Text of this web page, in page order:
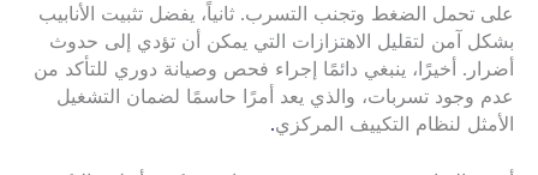
على تحمل الضغط وتجنب التسرب. ثانياً، يفضل تثبيت الأنابيب
بشكل آمن لتقليل الاهتزازات التي يمكن أن تؤدي إلى حدوث
أضرار. أخيرًا، ينبغي دائمًا إجراء فحص وصيانة دوري للتأكد من
عدم وجود تسربات، والذي يعد أمرًا حاسمًا لضمان التشغيل
الأمثل لنظام التكييف المركزي.